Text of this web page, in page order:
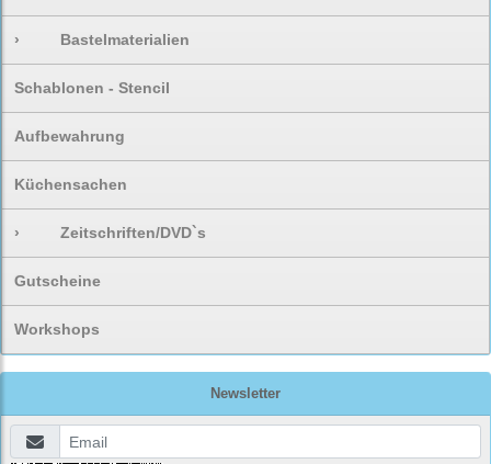
› Bastelmaterialien
Schablonen - Stencil
Aufbewahrung
Küchensachen
› Zeitschriften/DVD`s
Gutscheine
Workshops
Newsletter